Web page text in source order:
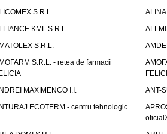
S.R.L.
KML S.R.L.
S.R.L.
S.R.L. - retea de farmacii
MAXIMENCO I.I.
ANT-
ECOTERM - centru tehnologic